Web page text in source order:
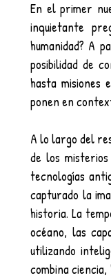
En el primer
inquietante
humanidad? A
posibilidad de
hasta misiones
ponen en
A lo largo del
de los
tecnologías
capturado la
historia. La
océano, las
utilizando
combina